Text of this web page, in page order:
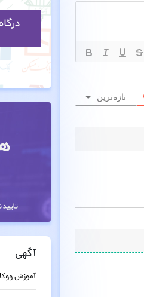
تازه‌ترین
آگهی
آموزش